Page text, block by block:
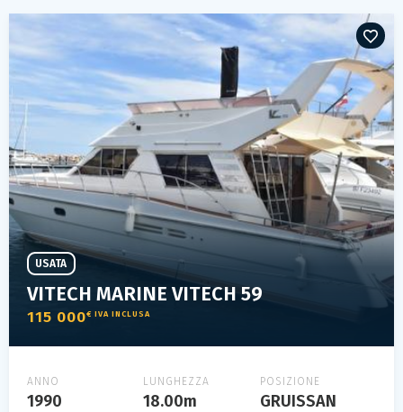
VITECH MARINE VITECH 59
115 000€ IVA INCLUSA
USATA
ANNO
1990
LUNGHEZZA
18.00m
POSIZIONE
GRUISSAN